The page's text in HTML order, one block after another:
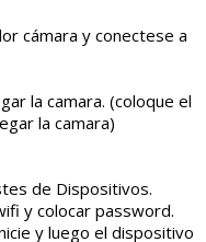
cámara y conectese a
la camara. (coloque el
la camara)
de Dispositivos.
y colocar password.
y luego el dispositivo